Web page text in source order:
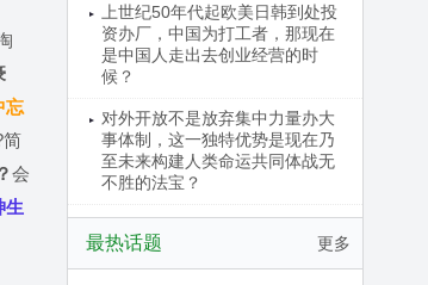
忘
简
会
生
上世纪50年代起欧美日韩到处投
资办厂，中国为打工者，那现在
是中国人走出去创业经营的时
候？
对外开放不是放弃集中力量办大
事体制，这一独特优势是现在乃
至未来构建人类命运共同体战无
不胜的法宝？
更多
最热话题